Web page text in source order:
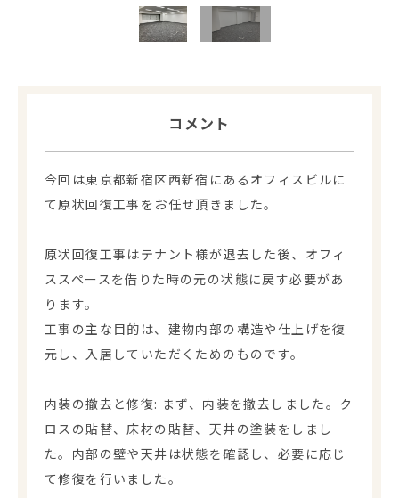
コメント
今回は東京都新宿区西新宿にあるオフィスビルに
て原状回復工事をお任せ頂きました。
原状回復工事はテナント様が退去した後、オフィ
ススペースを借りた時の元の状態に戻す必要があ
ります。
工事の主な目的は、建物内部の構造や仕上げを復
元し、入居していただくためのものです。
内装の撤去と修復: まず、内装を撤去しました。ク
ロスの貼替、床材の貼替、天井の塗装をしまし
た。内部の壁や天井は状態を確認し、必要に応じ
て修復を行いました。